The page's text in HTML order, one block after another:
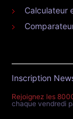
Calculateur
Inscription
Rejoignez les
chaque vendredi